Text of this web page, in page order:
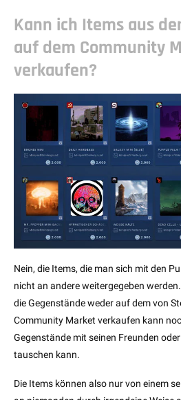
Kann ich Items aus
auf dem Community
verkaufen?
Nein, die Items, die man sich mit den
nicht an andere weitergegeben
die Gegenstände weder auf dem von
Community Market verkaufen kann
Gegenstände mit seinen Freunden
tauschen kann.
Die Items können also nur von einem